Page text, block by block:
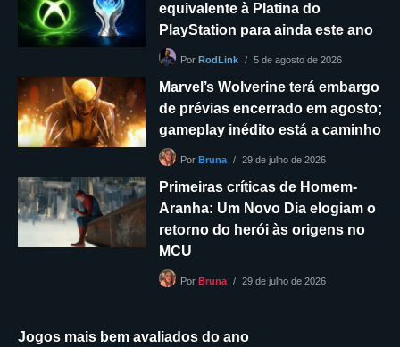
equivalente à Platina do
PlayStation para ainda este ano
Por RodLink 5 de agosto de 2026
Marvel’s Wolverine terá embargo
de prévias encerrado em agosto;
gameplay inédito está a caminho
Por Bruna 29 de julho de 2026
Primeiras críticas de Homem-
Aranha: Um Novo Dia elogiam o
retorno do herói às origens no
MCU
Por Bruna 29 de julho de 2026
Jogos mais bem avaliados do ano